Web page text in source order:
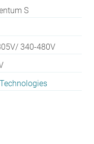
S
340-480V